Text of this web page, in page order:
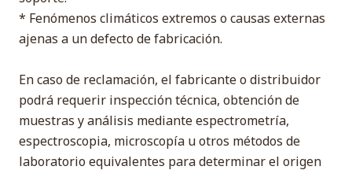
* Fenómenos climáticos extremos o causas externas
ajenas a un defecto de fabricación.
En caso de reclamación, el fabricante o distribuidor
podrá requerir inspección técnica, obtención de
muestras y análisis mediante espectrometría,
espectroscopia, microscopía u otros métodos de
laboratorio equivalentes para determinar el origen